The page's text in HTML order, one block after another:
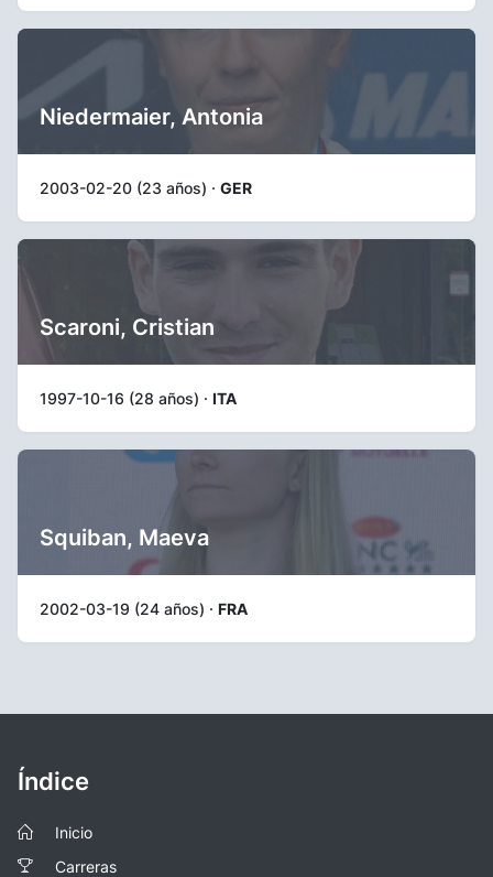
Niedermaier, Antonia
2003-02-20 (23 años) · GER
Scaroni, Cristian
1997-10-16 (28 años) · ITA
Squiban, Maeva
2002-03-19 (24 años) · FRA
Índice
Inicio
Carreras